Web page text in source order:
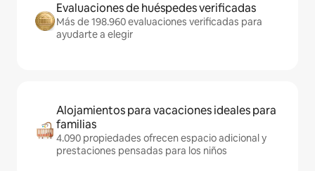
Evaluaciones de huéspedes verificadas
Más de 198.960 evaluaciones verificadas para
ayudarte a elegir
Alojamientos para vacaciones ideales para
familias
4.090 propiedades ofrecen espacio adicional y
prestaciones pensadas para los niños